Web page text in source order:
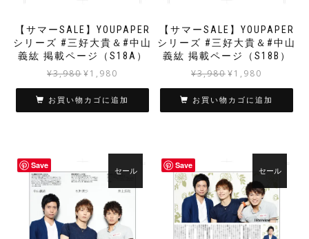
【サマーSALE】YOUPAPER
シリーズ #三好大貴＆#中山
義紘 掲載ページ（S18A）
¥3,980 元
価
格
た。
¥1,980
の
価
¥1,980
で
お買い物カゴに追加
【サマーSALE】YOUPAPER
シリーズ #三好大貴＆#中山
義紘 掲載ページ（S18B）
¥3,980 元
価
格
た。
¥1,980
の
価
¥1,980
で
お買い物カゴに追加
Save
セール
Save
セール